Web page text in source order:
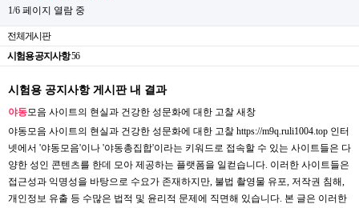
1/6 페이지 열람 중
전체게시판
시험용 공지사항 56
시험용 공지사항 게시판 내 결과
야동모음 사이트의 현실과 건강한 성문화에 대한 고찰 새창
야동모음 사이트의 현실과 건강한 성문화에 대한 고찰 https://m9q.ruli1004.top 인터
넷에서 '야동모음'이나 '야동총집합'이라는 키워드로 접속할 수 있는 사이트들은 다
양한 성인 콘텐츠를 한데 모아 제공하는 플랫폼을 일컫습니다. 이러한 사이트들은
접근성과 익명성을 바탕으로 수요가 존재하지만, 불법 촬영물 유포, 저작권 침해,
개인정보 유출 등 수많은 법적 및 윤리적 문제에 직면해 있습니다. 본 글은 이러한